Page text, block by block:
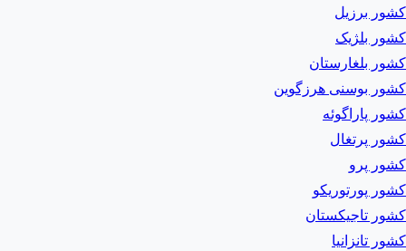
کشور برزیل
کشور بلژیک
کشور بلغارستان
کشور بوسنی هرزگوین
کشور پاراگوئه
کشور پرتغال
کشور پرو
کشور پورتوریکو
کشور تاجیکستان
کشور تانزانیا